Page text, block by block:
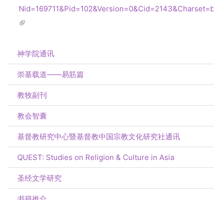
(link is external)
神学院通讯
崇基载道——易筋篇
教牧副刊
教会智囊
基督教研究中心暨基督教中国宗教文化研究社通讯
QUEST: Studies on Religion & Culture in Asia
圣经文学研究